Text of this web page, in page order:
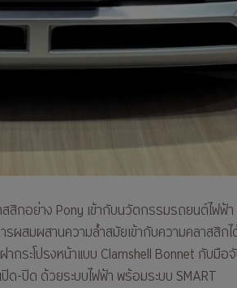
กอย่าง Pony เข้ากับนวัตกรรมรถยนต์ไฟฟ้า
รผสมผสานความล้ำสมัยเข้ากับความคลาสสิ
ะโปรงหน้าแบบ Clamshell Bonnet กับมือ
ด-ปิด ด้วยระบบไฟฟ้า พร้อมระบบ SMART